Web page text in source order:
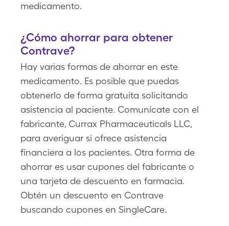
medicamento.
¿Cómo ahorrar para obtener
Contrave?
Hay varias formas de ahorrar en este
medicamento. Es posible que puedas
obtenerlo de forma gratuita solicitando
asistencia al paciente. Comunícate con el
fabricante, Currax Pharmaceuticals LLC,
para averiguar si ofrece asistencia
financiera a los pacientes. Otra forma de
ahorrar es usar cupones del fabricante o
una tarjeta de descuento en farmacia.
Obtén un descuento en Contrave
buscando cupones en SingleCare.